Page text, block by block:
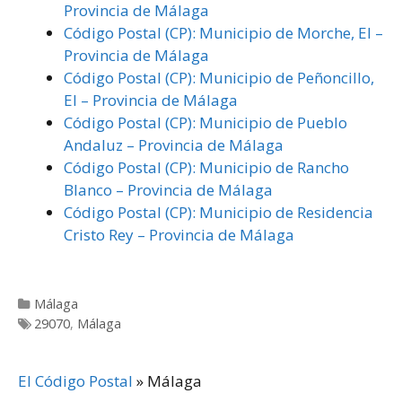
Provincia de Málaga
Código Postal (CP): Municipio de Morche, El –
Provincia de Málaga
Código Postal (CP): Municipio de Peñoncillo,
El – Provincia de Málaga
Código Postal (CP): Municipio de Pueblo
Andaluz – Provincia de Málaga
Código Postal (CP): Municipio de Rancho
Blanco – Provincia de Málaga
Código Postal (CP): Municipio de Residencia
Cristo Rey – Provincia de Málaga
Categorías
Málaga
Etiquetas
29070, Málaga
El Código Postal » Málaga